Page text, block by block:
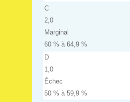
C
2,0
Marginal
60 % à 64,9 %
D
1,0
Échec
50 % à 59,9 %